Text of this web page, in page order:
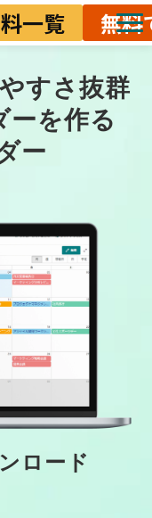
一覧 無料
すさ抜群
ーを作る
ー
ロード